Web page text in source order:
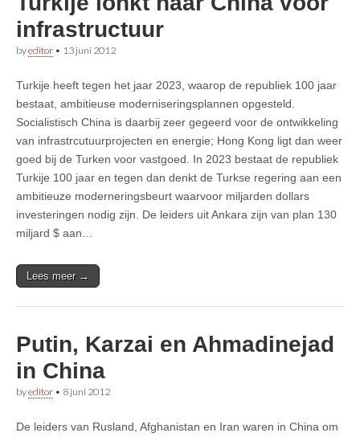
infrastructuur
byeditor • 13 juni 2012
Turkije heeft tegen het jaar 2023, waarop de republiek 100 jaar
bestaat, ambitieuse moderniseringsplannen opgesteld.
Socialistisch China is daarbij zeer gegeerd voor de ontwikkeling
van infrastrcutuurprojecten en energie; Hong Kong ligt dan weer
goed bij de Turken voor vastgoed. In 2023 bestaat de republiek
Turkije 100 jaar en tegen dan denkt de Turkse regering aan een
ambitieuze moderneringsbeurt waarvoor miljarden dollars
investeringen nodig zijn. De leiders uit Ankara zijn van plan 130
miljard $ aan…
Lees meer →
Putin, Karzai en Ahmadinejad
in China
byeditor • 8 juni 2012
De leiders van Rusland, Afghanistan en Iran waren in China om